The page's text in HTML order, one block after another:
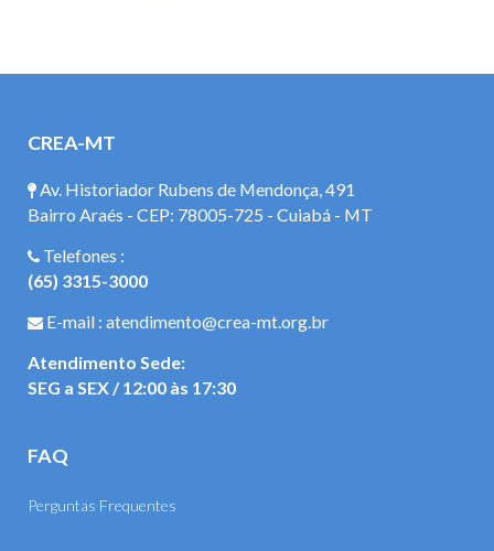
CREA-MT
Av. Historiador Rubens de Mendonça, 491
Bairro Araés - CEP: 78005-725 - Cuiabá - MT
Telefones :
(65) 3315-3000
E-mail : atendimento@crea-mt.org.br
Atendimento Sede:
SEG a SEX / 12:00 às 17:30
FAQ
Perguntas Frequentes